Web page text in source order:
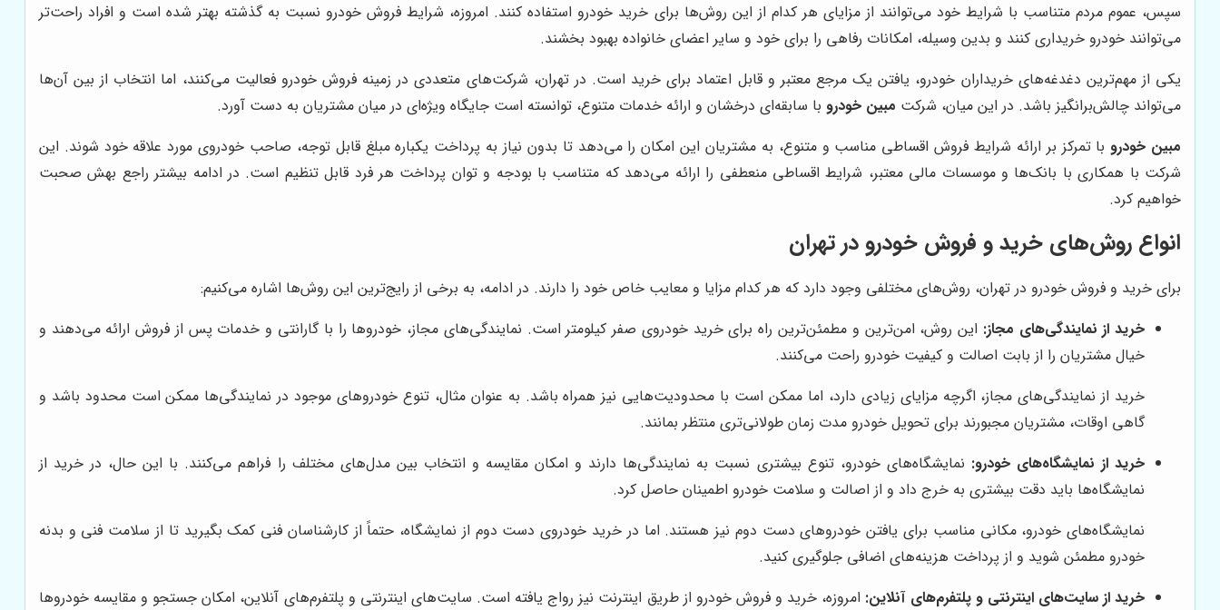
سپس، عموم مردم متناسب با شرایط خود می‌توانند از مزایای هر کدام از این روش‌ها برای خرید خودرو استفاده کنند. امروزه، شرایط فروش خودرو نسبت به گذشته بهتر شده است و افراد راحت‌تر
می‌توانند خودرو خریداری کنند و بدین وسیله، امکانات رفاهی را برای خود و سایر اعضای خانواده بهبود بخشند.
یکی از مهم‌ترین دغدغه‌های خریداران خودرو، یافتن یک مرجع معتبر و قابل اعتماد برای خرید است. در تهران، شرکت‌های متعددی در زمینه فروش خودرو فعالیت می‌کنند، اما انتخاب از بین آن‌ها
می‌تواند چالش‌برانگیز باشد. در این میان، شرکت مبین خودروبا سابقه‌ای درخشان و ارائه خدمات متنوع، توانسته است جایگاه ویژه‌ای در میان مشتریان به دست آورد.
مبین خودروبا تمرکز بر ارائه شرایط فروش اقساطی مناسب و متنوع، به مشتریان این امکان را می‌دهد تا بدون نیاز به پرداخت یکباره مبلغ قابل توجه، صاحب خودروی مورد علاقه خود شوند. این
شرکت با همکاری با بانک‌ها و موسسات مالی معتبر، شرایط اقساطی منعطفی را ارائه می‌دهد که متناسب با بودجه و توان پرداخت هر فرد قابل تنظیم است. در ادامه بیشتر راجع بهش صحبت
خواهیم کرد.
انواع روش‌های خرید و فروش خودرو در تهران
برای خرید و فروش خودرو در تهران، روش‌های مختلفی وجود دارد که هر کدام مزایا و معایب خاص خود را دارند. در ادامه، به برخی از رایج‌ترین این روش‌ها اشاره می‌کنیم:
خرید از نمایندگی‌های مجاز: این روش، امن‌ترین و مطمئن‌ترین راه برای خرید خودروی صفر کیلومتر است. نمایندگی‌های مجاز، خودروها را با گارانتی و خدمات پس از فروش ارائه می‌دهند و
خیال مشتریان را از بابت اصالت و کیفیت خودرو راحت می‌کنند.
خرید از نمایندگی‌های مجاز، اگرچه مزایای زیادی دارد، اما ممکن است با محدودیت‌هایی نیز همراه باشد. به عنوان مثال، تنوع خودروهای موجود در نمایندگی‌ها ممکن است محدود باشد و
گاهی اوقات، مشتریان مجبورند برای تحویل خودرو مدت زمان طولانی‌تری منتظر بمانند.
خرید از نمایشگاه‌های خودرو: نمایشگاه‌های خودرو، تنوع بیشتری نسبت به نمایندگی‌ها دارند و امکان مقایسه و انتخاب بین مدل‌های مختلف را فراهم می‌کنند. با این حال، در خرید از
نمایشگاه‌ها باید دقت بیشتری به خرج داد و از اصالت و سلامت خودرو اطمینان حاصل کرد.
نمایشگاه‌های خودرو، مکانی مناسب برای یافتن خودروهای دست دوم نیز هستند. اما در خرید خودروی دست دوم از نمایشگاه، حتماً از کارشناسان فنی کمک بگیرید تا از سلامت فنی و بدنه
خودرو مطمئن شوید و از پرداخت هزینه‌های اضافی جلوگیری کنید.
خرید از سایت‌های اینترنتی و پلتفرم‌های آنلاین: امروزه، خرید و فروش خودرو از طریق اینترنت نیز رواج یافته است. سایت‌های اینترنتی و پلتفرم‌های آنلاین، امکان جستجو و مقایسه خودروها